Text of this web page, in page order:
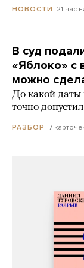
НОВОСТИ 21 час
В суд
«Яблоко» с
можно
До какой даты
точно
РАЗБОР 7